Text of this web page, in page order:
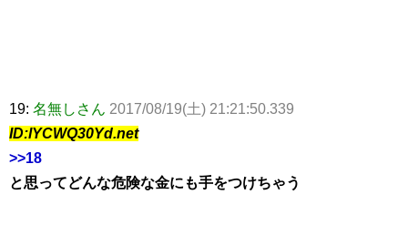
19: 名無しさん 2017/08/19(土) 21:21:50.339
ID:lYCWQ30Yd.net
>>18
と思ってどんな危険な金にも手をつけちゃう